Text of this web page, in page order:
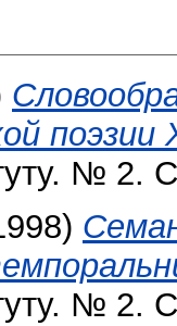
поэзии
№ 2.
№ 2.